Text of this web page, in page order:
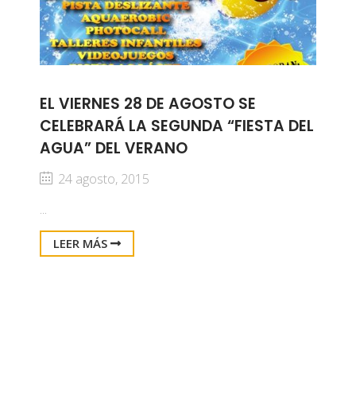
EL VIERNES 28 DE AGOSTO SE
CELEBRARÁ LA SEGUNDA “FIESTA DEL
AGUA” DEL VERANO
24 agosto, 2015
...
LEER MÁS